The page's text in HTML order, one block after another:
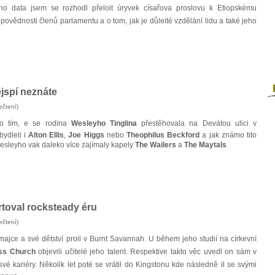
data jsem se rozhodl přeloit úryvek císařova proslovu k Etiopskému
členů parlamentu a o tom, jak je důleité vzdělání lidu a také jeho
neznáte
tím, e se rodina Wesleyho Tinglina přestěhovala na Devátou ulici v
i Alton Ellis,Joe Higgs neboTheophilus Beckford a jak známo tito
vak daleko více zajímaly kapely The Wailers a The Maytals.
rocksteady éru
a své dětství proil v Burnt Savannah. U během jeho studií na církevní
Churchobjevili učitelé jeho talent. Respektive takto věc uvedl on sám v
kariéry. Několik let poté se vrátil do Kingstonu kde následně il se svými